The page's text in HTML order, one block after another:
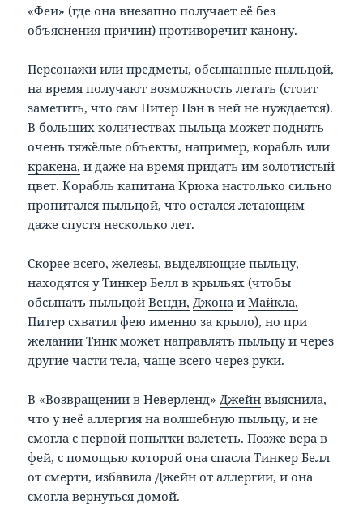
«Феи» (где она внезапно получает её без
объяснения причин) противоречит канону.
Персонажи или предметы, обсыпанные пыльцой,
на время получают возможность летать (стоит
заметить, что сам Питер Пэн в ней не нуждается).
В больших количествах пыльца может поднять
очень тяжёлые объекты, например, корабль или
кракена, и даже на время придать им золотистый
цвет. Корабль капитана Крюка настолько сильно
пропитался пыльцой, что остался летающим
даже спустя несколько лет.
Скорее всего, железы, выделяющие пыльцу,
находятся у Тинкер Белл в крыльях (чтобы
обсыпать пыльцойВенди, Джона иМайкла,
Питер схватил фею именно за крыло), но при
желании Тинк может направлять пыльцу и через
другие части тела, чаще всего через руки.
В «Возвращении в Неверленд» Джейн выяснила,
что у неё аллергия на волшебную пыльцу, и не
смогла с первой попытки взлететь. Позже вера в
фей, с помощью которой она спасла Тинкер Белл
от смерти, избавила Джейн от аллергии, и она
смогла вернуться домой.